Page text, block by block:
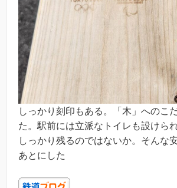
しっかり刻印もある。「木」へのこ
た。駅前には立派なトイレも設けら
しっかり残るのではないか。そんな
あとにした